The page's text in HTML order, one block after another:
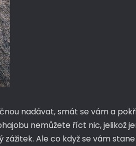
nadávat, smát se vám a
nemůžete říct nic, jelikož
Ale co když se vám